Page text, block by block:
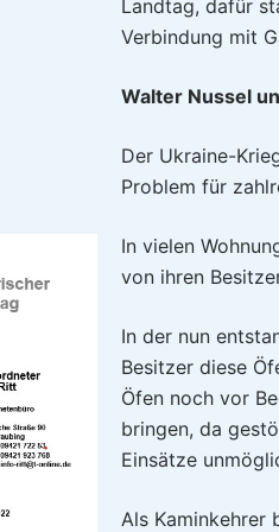
Landtag, dafür
Verbindung mit
Walter Nussel
Der Ukraine-
Problem für
In vielen
von ihren
In der nun
Besitzer diese
Öfen noch vor
bringen, da
Einsätze
Als Kaminkehrer